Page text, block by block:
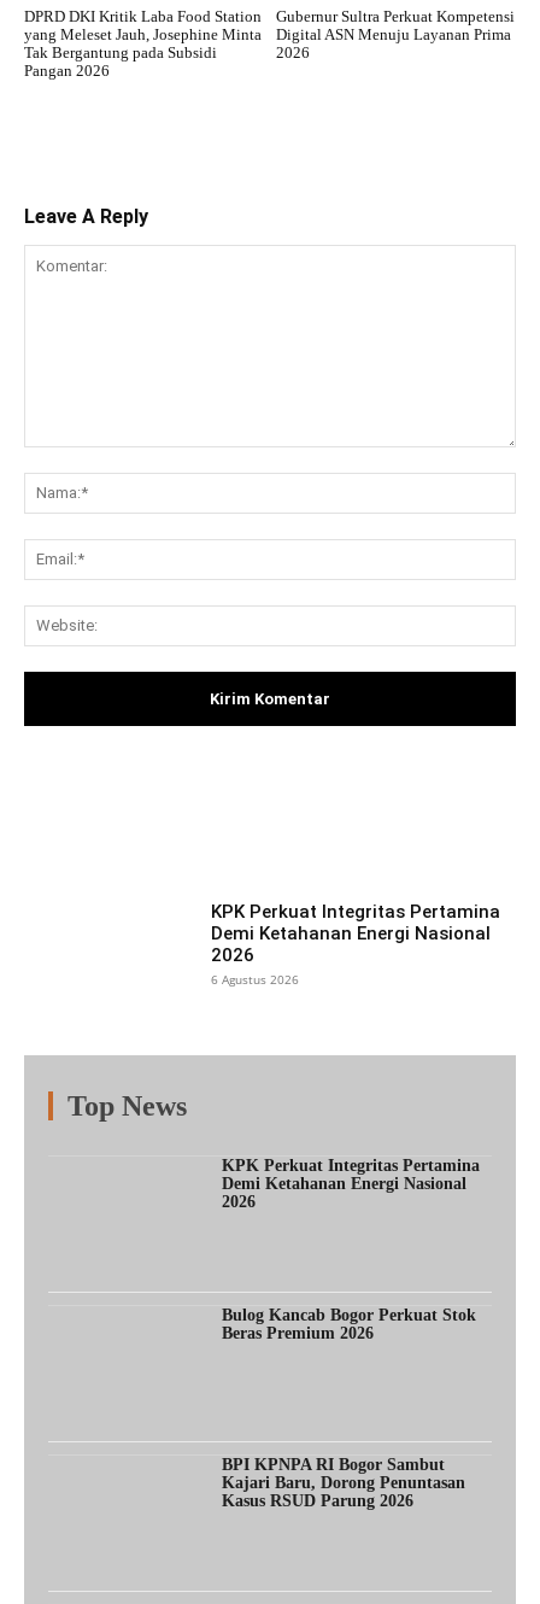
DPRD DKI Kritik Laba Food Station
yang Meleset Jauh, Josephine Minta
Tak Bergantung pada Subsidi
Pangan 2026
Gubernur Sultra Perkuat Kompetensi
Digital ASN Menuju Layanan Prima
2026
Leave A Reply
KPK Perkuat Integritas Pertamina
Demi Ketahanan Energi Nasional
2026
6 Agustus 2026
Top News
KPK Perkuat Integritas Pertamina
Demi Ketahanan Energi Nasional
2026
Bulog Kancab Bogor Perkuat Stok
Beras Premium 2026
BPI KPNPA RI Bogor Sambut
Kajari Baru, Dorong Penuntasan
Kasus RSUD Parung 2026